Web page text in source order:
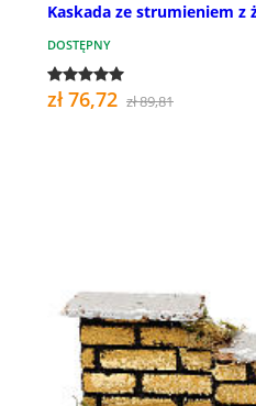
Kaskada ze strumieniem z
DOSTĘPNY
zł 76,72 zł 89,81